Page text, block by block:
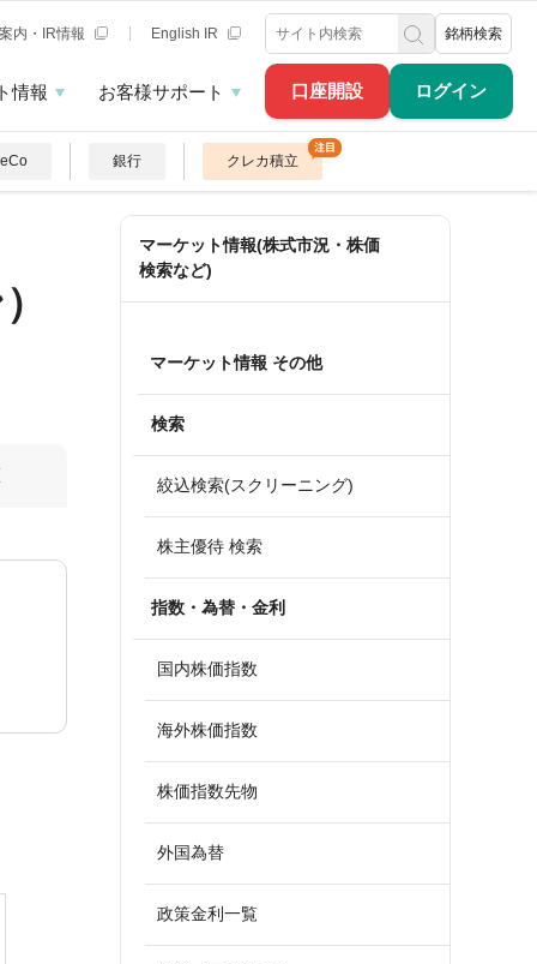
口座開設 ログイン
内・IR情報 English IR 銘柄検索
情報 お客様サポート
銀行 クレカ積立
マーケット情報(株式市況・株価
検索など)
マーケット情報 その他
検索
絞込検索(スクリーニング)
株主優待 検索
指数・為替・金利
国内株価指数
海外株価指数
株価指数先物
外国為替
政策金利一覧